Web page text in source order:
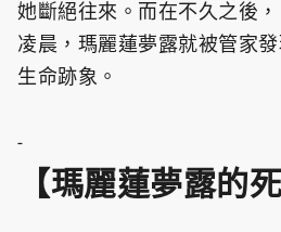
她斷絕往來。而在不久之後
凌晨，瑪麗蓮夢露就被管家
生命跡象。
-
【瑪麗蓮夢露的